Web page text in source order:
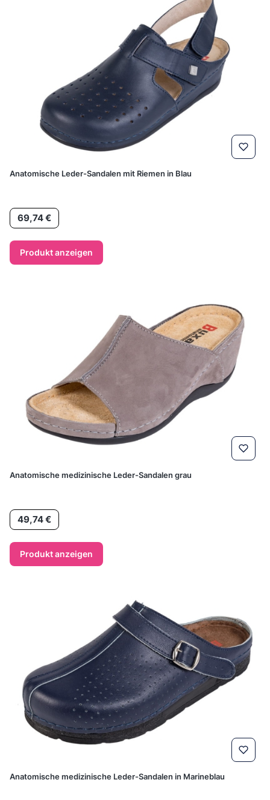
Anatomische Leder-Sandalen mit Riemen in Blau
Preis
69,74 €
Produkt anzeigen
Anatomische medizinische Leder-Sandalen grau
Preis
49,74 €
Produkt anzeigen
Anatomische medizinische Leder-Sandalen in Marineblau